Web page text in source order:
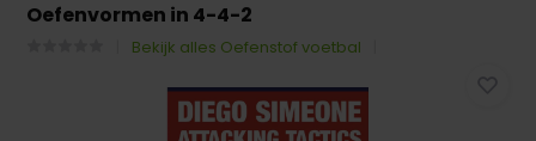
Oefenvormen in 4-4-2
Bekijk alles Oefenstof voetbal